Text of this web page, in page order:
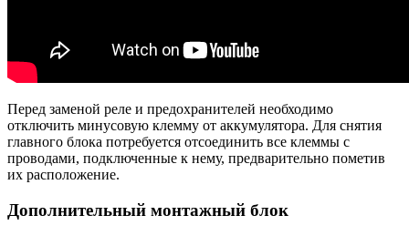
Перед заменой реле и предохранителей необходимо
отключить минусовую клемму от аккумулятора. Для снятия
главного блока потребуется отсоединить все клеммы с
проводами, подключенные к нему, предварительно пометив
их расположение.
Дополнительный монтажный блок